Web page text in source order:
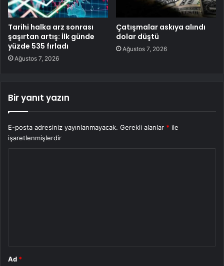
Tarihi halka arz sonrası
şaşırtan artış: İlk günde
yüzde 535 fırladı
Ağustos 7, 2026
Çatışmalar askıya alındı
dolar düştü
Ağustos 7, 2026
Bir yanıt yazın
E-posta adresiniz yayınlanmayacak. Gerekli alanlar * ile
işaretlenmişlerdir
Ad *